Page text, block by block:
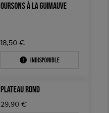
OURSONS À LA GUIMAUVE
18,50 €
Indisponible
PLATEAU ROND
29,90 €